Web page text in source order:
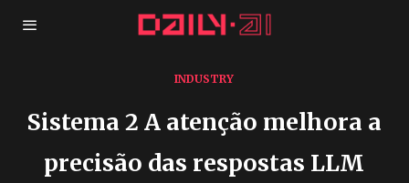
INDUSTRY
Sistema 2 A atenção melhora a
precisão das respostas LLM